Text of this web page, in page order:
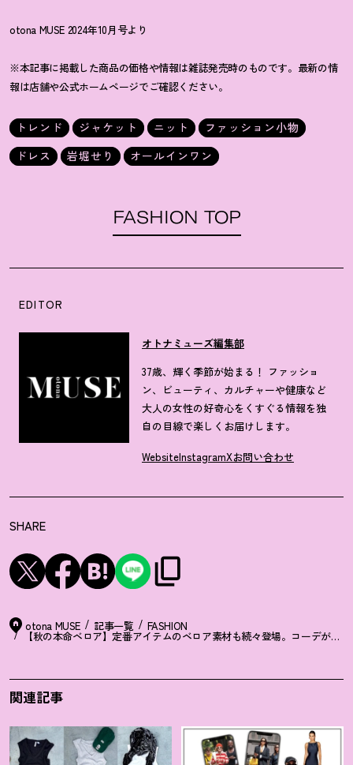
otona MUSE 2024年10月号より
※本記事に掲載した商品の価格や情報は雑誌発売時のものです。最新の情
報は店舗や公式ホームページでご確認ください。
トレンド ジャケット ニット
ファッション小物
ドレス
岩堀せり オールインワン
FASHION TOP
EDITOR
オトナミューズ編集部
37歳、輝く季節が始まる！ ファッショ
ン、ビューティ、カルチャーや健康など
大人の女性の好奇心をくすぐる情報を独
自の目線で楽しくお届けします。
WebsiteInstagramXお問い合わせ
SHARE
otona MUSE 記事一覧 FASHION
【秋の本命ベロア】定番アイテムのベロア素材も続々登場。コーデがほ
関連記事